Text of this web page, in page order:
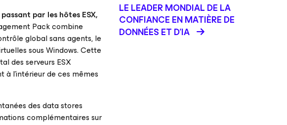
par les hôtes ESX,
Pack combine
global sans agents, le
sous Windows. Cette
des serveurs ESX
l’intérieur de ces mêmes
des data stores
complémentaires sur
LE LEADER MONDIAL DE LA
CONFIANCE EN MATIÈRE DE
DONNÉES ET D'IA